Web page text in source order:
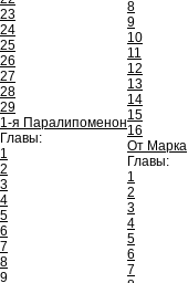
23
24
25
26
27
28
29
1-я Паралипоменон
Главы:
1
2
3
4
5
6
7
8
9
8
9
10
11
12
13
14
15
16
От Марка
Главы:
1
2
3
4
5
6
7